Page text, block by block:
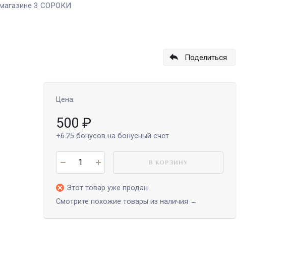
3 СОРОКИ
Поделиться
Цена:
500 ₽
+6.25 бонусов на бонусный счет
В КОРЗИНУ
Этот товар уже продан
Смотрите похожие товары из наличия →